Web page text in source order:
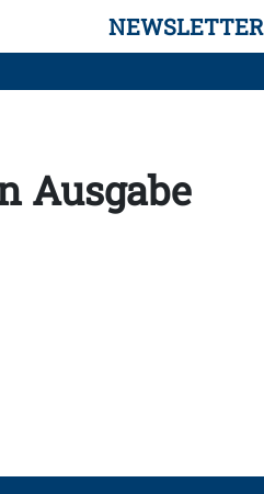
Ausgabe